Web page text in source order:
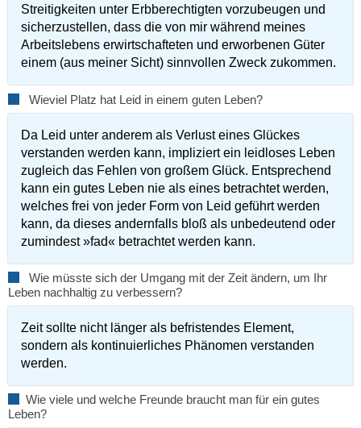
Streitigkeiten unter Erbberechtigten vorzubeugen und
sicherzustellen, dass die von mir während meines
Arbeitslebens erwirtschafteten und erworbenen Güter
einem (aus meiner Sicht) sinnvollen Zweck zukommen.
Wieviel Platz hat Leid in einem guten Leben?
Da Leid unter anderem als Verlust eines Glückes
verstanden werden kann, impliziert ein leidloses Leben
zugleich das Fehlen von großem Glück. Entsprechend
kann ein gutes Leben nie als eines betrachtet werden,
welches frei von jeder Form von Leid geführt werden
kann, da dieses andernfalls bloß als unbedeutend oder
zumindest »fad« betrachtet werden kann.
Wie müsste sich der Umgang mit der Zeit ändern, um Ihr
Leben nachhaltig zu verbessern?
Zeit sollte nicht länger als befristendes Element,
sondern als kontinuierliches Phänomen verstanden
werden.
Wie viele und welche Freunde braucht man für ein gutes
Leben?